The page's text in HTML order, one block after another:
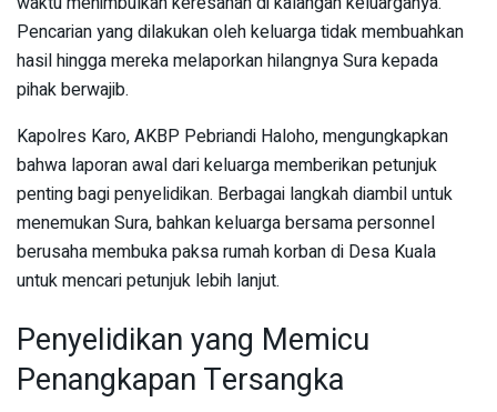
Pencarian yang dilakukan oleh keluarga tidak membuahkan
hasil hingga mereka melaporkan hilangnya Sura kepada
pihak berwajib.
Kapolres Karo, AKBP Pebriandi Haloho, mengungkapkan
bahwa laporan awal dari keluarga memberikan petunjuk
penting bagi penyelidikan. Berbagai langkah diambil untuk
menemukan Sura, bahkan keluarga bersama personnel
berusaha membuka paksa rumah korban di Desa Kuala
untuk mencari petunjuk lebih lanjut.
Penyelidikan yang Memicu
Penangkapan Tersangka